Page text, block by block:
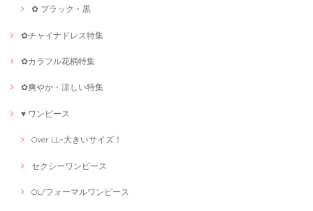
✿ ブラック・黒
✿チャイナドレス特集
✿カラフル花柄特集
✿爽やか・涼しい特集
♥ ワンピース
Over LL~大きいサイズ！
セクシーワンピース
OL/フォーマルワンピース